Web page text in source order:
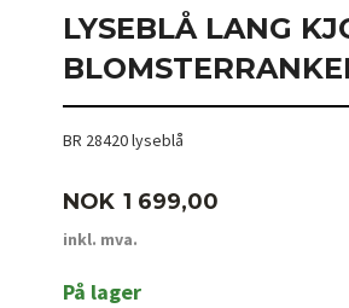
LYSEBLÅ LANG
BR 28420 lyseblå
Pris
NOK 1 699,00
inkl. mva.
På lager